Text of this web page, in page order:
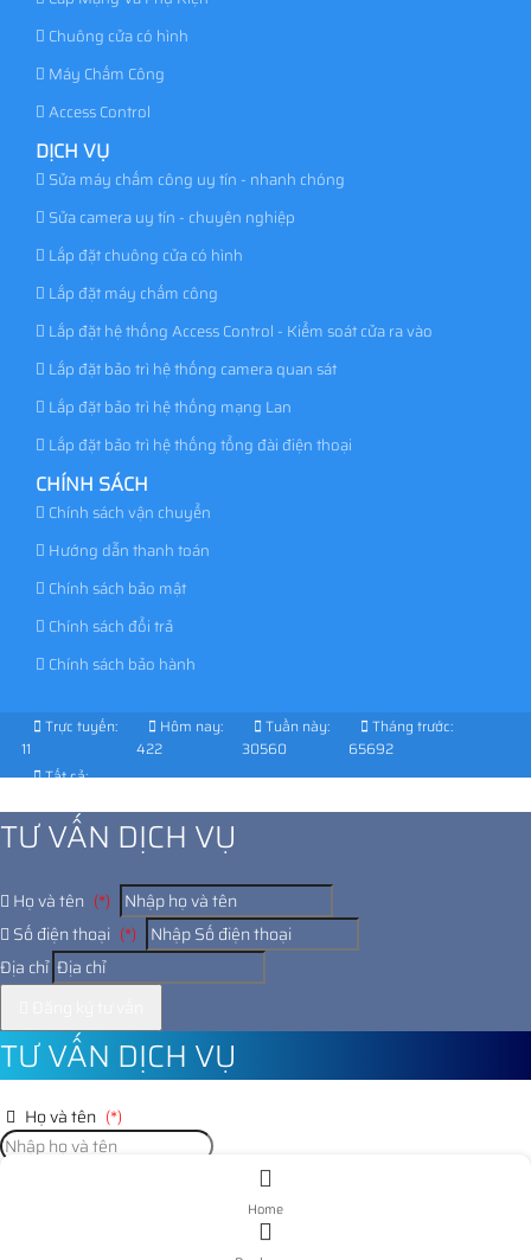
Chuông cửa có hình
Máy Chấm Công
Access Control
DỊCH VỤ
Sửa máy chấm công uy tín - nhanh chóng
Sửa camera uy tín - chuyên nghiệp
Lắp đặt chuông cửa có hình
Lắp đặt máy chấm công
Lắp đặt hệ thống Access Control - Kiểm soát cửa ra vào
Lắp đặt bảo trì hệ thống camera quan sát
Lắp đặt bảo trì hệ thống mạng Lan
Lắp đặt bảo trì hệ thống tổng đài điện thoại
CHÍNH SÁCH
Chính sách vận chuyển
Hướng dẫn thanh toán
Chính sách bảo mật
Chính sách đổi trả
Chính sách bảo hành
Trực tuyến:
11
Hôm nay:
422
Tuần này:
30560
Tháng trước:
65692
Tất cả:
TƯ VẤN DỊCH VỤ
Họ và tên (*)
Số điện thoại (*)
Địa chỉ
TƯ VẤN DỊCH VỤ
Họ và tên (*)
Home